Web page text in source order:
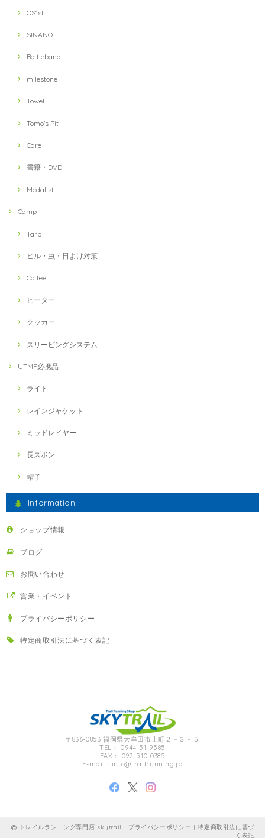
OS1st
SINANO
Bottleband
milestone
Towel
Tomo's Pit
Care
書籍・DVD
Medalist
Camp
Tarp
ヒル・虫・日よけ対策
Coffee
ヒーター
クッカー
スリーピングシステム
UTMF必携品
ライト
レインジャケット
ミッドレイヤー
長ズボン
帽子
Information
ショップ情報
ブログ
お問い合わせ
営業・イベント
プライバシーポリシー
特定商取引法に基づく表記
〒836-0853 福岡県大牟田市上町２－３－５
TEL： 0944-51-9585
FAX： 092-510-0385
E-mail： info@trailrunning.jp
トレイルランニング専門店 skytrail | プライバシーポリシー |特定商取引法に基づ
く表記